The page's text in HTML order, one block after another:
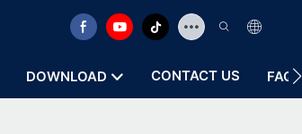
DOWNLOAD CONTACT US FAQ